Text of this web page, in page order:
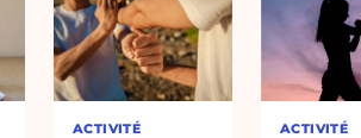
ACTIVITÉ ACTIVITÉ